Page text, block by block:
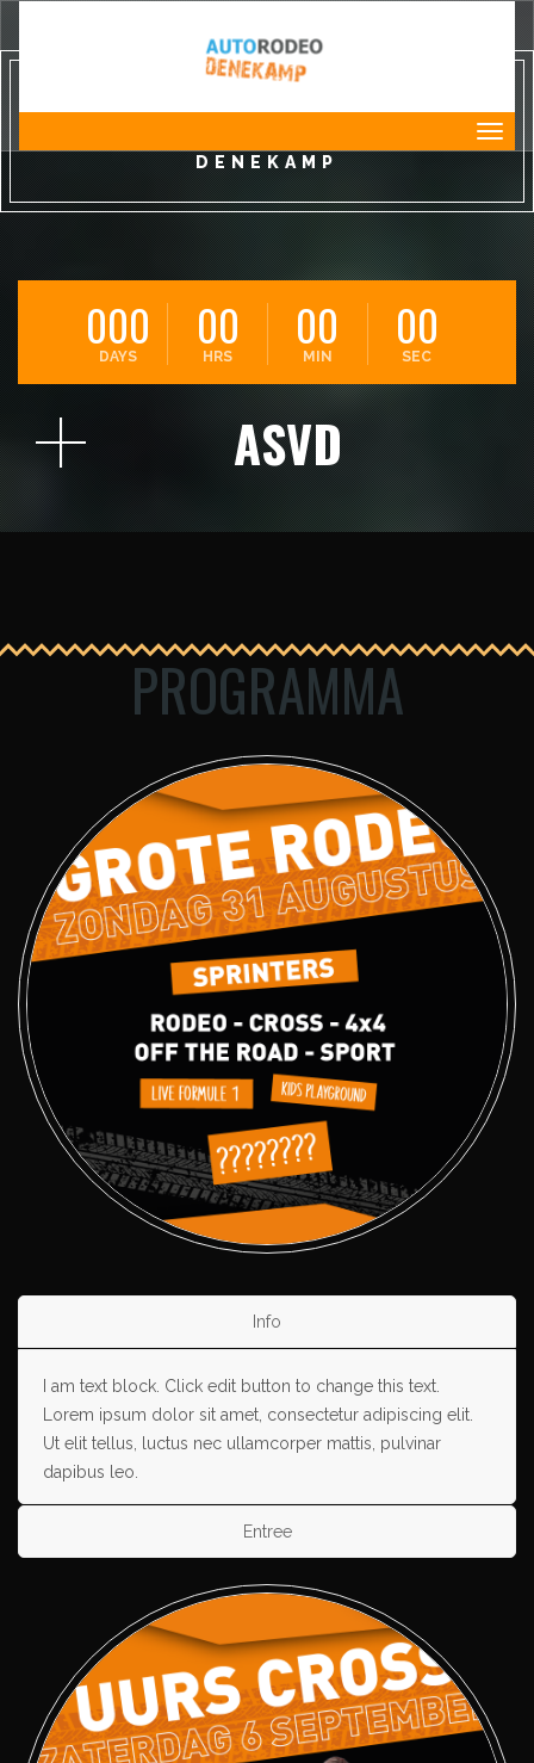
AUTORODEO
DENEKAMP
000
DAYS
00
HRS
00
MIN
00
SEC
ASVD
PROGRAMMA
Info
I am text block. Click edit button to change this text.
Lorem ipsum dolor sit amet, consectetur adipiscing elit.
Ut elit tellus, luctus nec ullamcorper mattis, pulvinar
dapibus leo.
Entree